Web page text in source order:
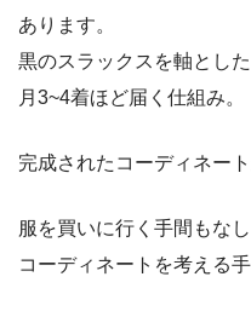
あります。
黒のスラックスを軸とし
月3~4着ほど届く仕組み。
完成されたコーディネー
服を買いに行く手間もなし
コーディネートを考える手